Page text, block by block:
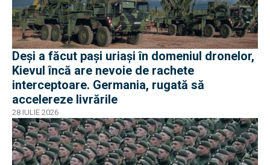
Deși a făcut pași uriași în domeniul dronelor,
Kievul încă are nevoie de rachete
interceptoare. Germania, rugată să
accelereze livrările
28 IULIE 2026